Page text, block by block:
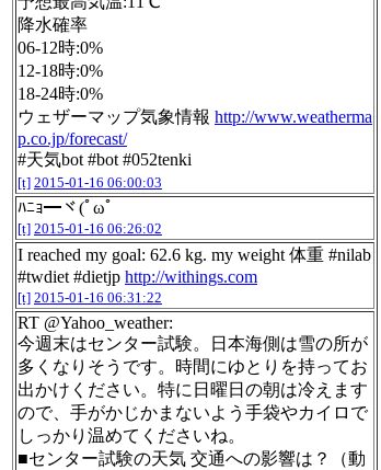
降水確率
06-12時:0%
12-18時:0%
18-24時:0%
ウェザーマップ気象情報 http://www.weatherma
p.co.jp/forecast/
#天気bot #bot #052tenki
[t] 2015-01-16 06:00:03
ﾊﾆｮ━ヾ(ﾟωﾟ
[t] 2015-01-16 06:26:02
I reached my goal: 62.6 kg. my weight 体重 #nilab
#twdiet #dietjp http://withings.com
[t] 2015-01-16 06:31:22
RT @Yahoo_weather:
今週末はセンター試験。日本海側は雪の所が
多くなりそうです。時間にゆとりを持ってお
出かけください。特に日曜日の朝は冷えます
ので、手がかじかまないよう手袋やカイロで
しっかり温めてくださいね。
■センター試験の天気 交通への影響は？（動